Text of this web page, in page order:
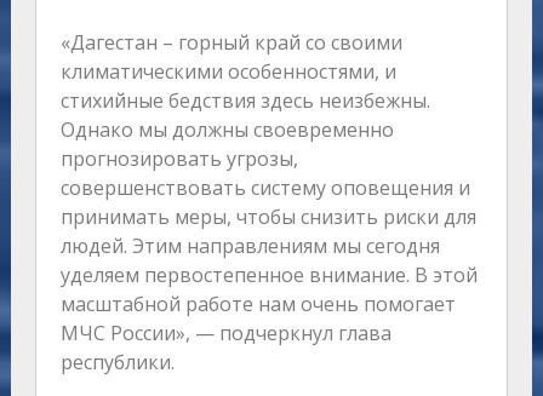
«Дагестан – горный край со своими
климатическими особенностями, и
стихийные бедствия здесь неизбежны.
Однако мы должны своевременно
прогнозировать угрозы,
совершенствовать систему оповещения и
принимать меры, чтобы снизить риски для
людей. Этим направлениям мы сегодня
уделяем первостепенное внимание. В этой
масштабной работе нам очень помогает
МЧС России», — подчеркнул глава
республики.